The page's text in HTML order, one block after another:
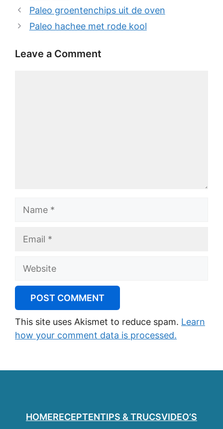
Paleo groentenchips uit de oven
Paleo hachee met rode kool
Leave a Comment
Website
This site uses Akismet to reduce spam. Learn
how your comment data is processed.
HOMERECEPTENTIPS & TRUCSVIDEO’S